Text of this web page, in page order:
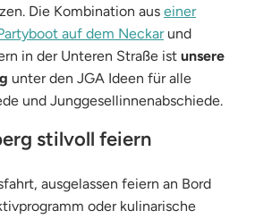
Die Kombination aus einer
auf dem Neckarund
in der Unteren Straße ist unsere
unter den JGA Ideen für alle
und Junggesellinnenabschiede.
stilvoll feiern
ausgelassen feiern an Bord
oder kulinarische